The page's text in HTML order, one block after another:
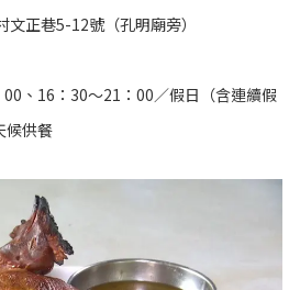
正巷5-12號（孔明廟旁）
、16：30～21：00／假日（含連續假
候供餐